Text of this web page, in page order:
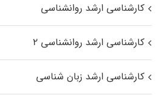
کارشناسی ارشد روانشناسی
کارشناسی ارشد روانشناسی ۲
کارشناسی ارشد زبان شناسی